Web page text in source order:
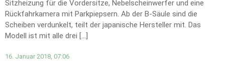
Sitzheizung für die Vordersitze, Nebelscheinwerfer und eine
Rückfahrkamera mit Parkpiepsern. Ab der B-Säule sind die
Scheiben verdunkelt, teilt der japanische Hersteller mit. Das
Modell ist mit alle drei […]
16. Januar 2018, 07:06